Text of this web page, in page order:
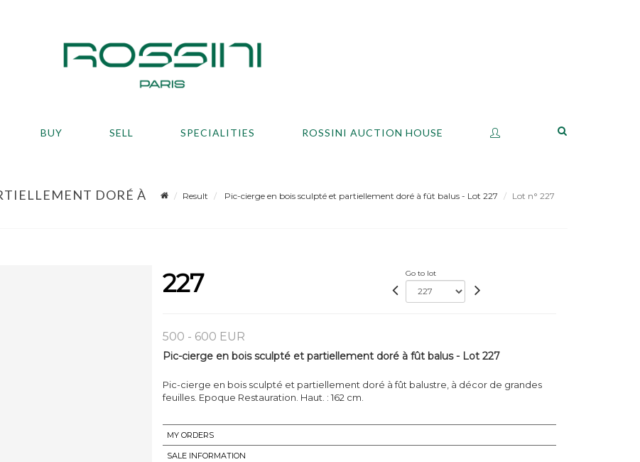
BUY SELL SPECIALITIES ROSSINI AUCTION HOUSE
DORÉ À
Result Pic-cierge en bois sculpté et partiellement doré à fût balus - Lot 227 Lot n° 227
227 Go to lot
500 - 600 EUR
Pic-cierge en bois sculpté et partiellement doré à fût balus - Lot 227
Pic-cierge en bois sculpté et partiellement doré à fût balustre, à décor de grandes
feuilles. Epoque Restauration. Haut. : 162 cm.
MY ORDERS
SALE INFORMATION